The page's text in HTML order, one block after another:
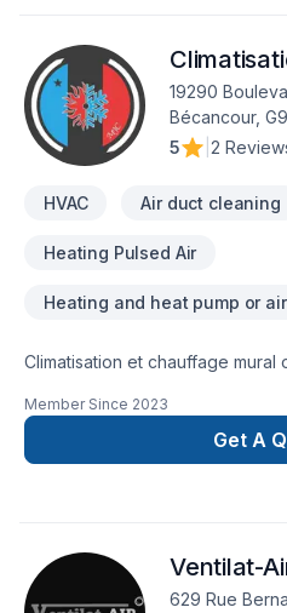
19290
Bécancour,
5
2
HVAC Air duct cleaning
Heating Pulsed Air
Heating and heat pump or
Climatisation et chauffage mural
Member Since 2023
Get A
Ventilat-
629 Rue